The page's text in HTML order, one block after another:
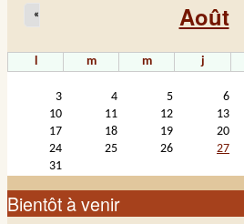
Août
«
l m m j
3
4 5 6
10
11 12 13
17
18 19 20
24
25 26 27
31
Bientôt à venir